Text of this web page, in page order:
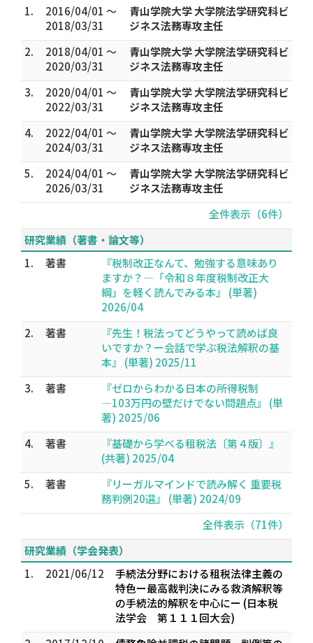
1.
2016/04/01 ～
2018/03/31
青山学院大学 大学院法学研究科ビ
ジネス法務専攻主任
2.
2018/04/01 ～
2020/03/31
青山学院大学 大学院法学研究科ビ
ジネス法務専攻主任
3.
2020/04/01 ～
2022/03/31
青山学院大学 大学院法学研究科ビ
ジネス法務専攻主任
4.
2022/04/01 ～
2024/03/31
青山学院大学 大学院法学研究科ビ
ジネス法務専攻主任
5.
2024/04/01 ～
2026/03/31
青山学院大学 大学院法学研究科ビ
ジネス法務専攻主任
全件表示（6件）
研究業績（著書・論文等）
1.
著書
『税制改正なんて、勉強する意味あり
ますか？―「令和８年度税制改正大
綱」を軽く読んでみる本』 (単著)
2026/04
2.
著書
『先生！税法ってどうやって読めば良
いですか？ー会話で学ぶ税法解釈の基
本』 (単著) 2025/11
3.
著書
『ゼロからわかる日本の所得税制
―103万円の壁だけでない問題点』 (単
著) 2025/06
4.
著書
『基礎から学べる租税法〔第４版〕』
(共著) 2025/04
5.
著書
『リーガルマインドで読み解く 重要税
務判例20選』 (単著) 2024/09
全件表示（71件）
研究業績（学会発表）
1.
2021/06/12
手続法分野における租税法律主義の
特色ー最高裁判決にみる救済解釈等
の手続法的解釈を中心にー (日本税
法学会 第１１１回大会)